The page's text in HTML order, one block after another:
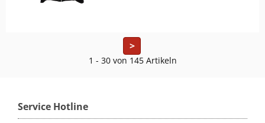
>
1 - 30 von 145 Artikeln
Service Hotline